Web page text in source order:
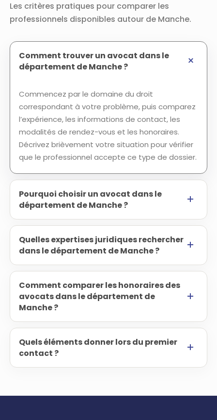
Les critères pratiques pour comparer les
professionnels disponibles autour de Manche.
Comment trouver un avocat dans le
département de Manche ?
Commencez par le domaine du droit
correspondant à votre problème, puis comparez
l’expérience, les informations de contact, les
modalités de rendez-vous et les honoraires.
Décrivez brièvement votre situation pour vérifier
que le professionnel accepte ce type de dossier.
Pourquoi choisir un avocat dans le
département de Manche ?
Quelles expertises juridiques rechercher
dans le département de Manche ?
Comment comparer les honoraires des
avocats dans le département de
Manche ?
Quels éléments donner lors du premier
contact ?